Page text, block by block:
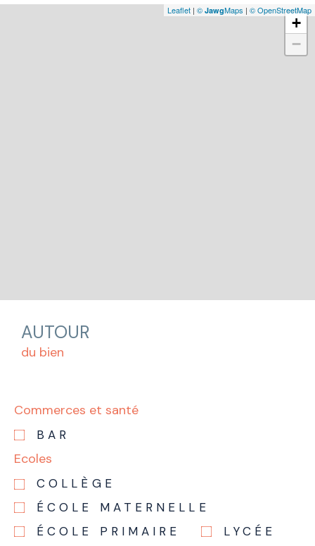
+
−
Leaflet | © JawgMaps | © OpenStreetMap
AUTOUR
du bien
Commerces et santé
BAR
Ecoles
COLLÈGE
ÉCOLE MATERNELLE
ÉCOLE PRIMAIRE
LYCÉE